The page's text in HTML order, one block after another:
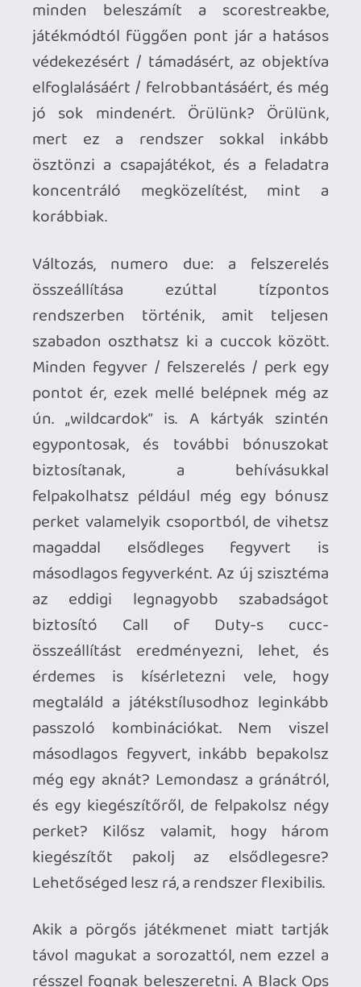
„hosszúra”, az MW3 után kifejezetten
furcsa volt, hogy nincs valami állandóan a
levegőben (ezt a magam részéről
egyáltalán nem bánom).
A fegyver és felszerelés választék
korrekt, a futurisztikus témaválasztásnak
köszönhetően sok új (igen, futurisztikus)
belépővel. A Treyarchnál szerencsére
nem gurult el a gyógyszer, nincsenek
durva sci-fi fegyverek, a felvonultatott
(még) őket. A megszokott szintlépésen
kívül a fegyvereket (ezúttal is) külön kell
szintezni a megnyitható felszerelésekért.
kezeiben, a balanszról (vagy annak
problémáiról) most még nehéz objektív
véleményt alkotni. Ami most látszik: a
SMG-k erősek, elsősorban azért, mert
rendkívül hatékonyan lehet velük
csípőből tüzelni, az SMG + grip / lézer +
silencer kombóval nagyon csúnya
vérfürdőt tudsz rendezni. A gyorslövések
kedvelőinek jó hír (az utálóinak meg
rossz), hogy visszatért a quickscoping. A
scorestreak jutalmak sokfélék, itt már
látszik, hogy vannak velük egyensúly-
problémák, a viszonylag alacsony szintű
Lightning Strike túl nagy területre sebez,
és nehéz elmenekülni előle, így jelenleg
bármilyen objektíva-alapú játékmódnál
alapnak számít, hogy támadásnál /
visszafoglalásnál odaszórsz belőle kettőt,
a hatás (szinte) garantált. Ha kezdő vagy
(és ennek ellenére bátran elolvastad a
multis részt is), a Treyarch kiemelten
gondolt rád, van kifejezetten neked szánt
játéklista, és kapsz (eléggé butácska)
botokat is gyakorlás céljából. A profikat
külön Liga játéklista várja (jelenleg
próbakör folyik, az első szezon
decemberben indul), és van videózós
szekció is, YouTube feltöltési
Nem esett még szó a koop szekcióról: a
Treyarchos CoD-ok esetében ez a zombis
nyomulást jelenti, ugye. A zombimódért a